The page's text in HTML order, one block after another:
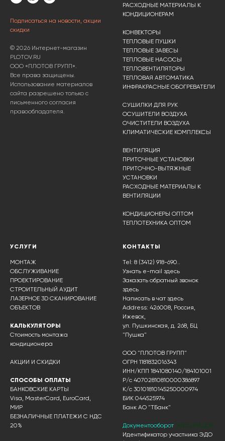
Подписаться на новости, акции
скидки
© 2026 Интернет-магазин
PLOTOV.RU
ООО «ПЛОТОВ ГРУПП».
Все права защищены.
Использование материалов
сайта разрешено только с
письменного согласия
правообладателя.
РАСХОДНЫЕ МАТЕРИАЛЫ К
КОНДИЦИОНЕРАМ
КОНВЕКТОРЫ
ТЕПЛОВЫЕ ПУШКИ
ТЕПЛОВЫЕ ЗАВЕСЫ
ТЕПЛОВЫЕ НАСОСЫ
ТЕПЛОВЕНТИЛЯТОРЫ
ТЕПЛОВАЯ АВТОМАТИКА
ИНФРАКРАСНЫЕ ОБОГРЕВАТЕЛИ
СУШИЛКИ ДЛЯ РУК
ОСУШИТЕЛИ ВОЗДУХА
ОЧИСТИТЕЛИ ВОЗДУХА
КЛИМАТИЧЕСКИЕ КОМПЛЕКСЫ
ВЕНТИЛЯЦИЯ
ПРИТОЧНЫЕ УСТАНОВКИ
ПРИТОЧНО-ВЫТЯЖНЫЕ
УСТАНОВКИ
РАСХОДНЫЕ МАТЕРИАЛЫ К
ВЕНТИЛЯЦИИ
КОНДИЦИОНЕРЫ ОПТОМ
ТЕПЛОТЕХНИКА ОПТОМ
УСЛУГИ
МОНТАЖ
ОБСЛУЖИВАНИЕ
ПРОЕКТИРОВАНИЕ
СТРОИТЕЛЬНЫЙ АУДИТ
ЛАЗЕРНОЕ 3D СКАНИРОВАНИЕ
ОБЪЕКТОВ
КАЛЬКУЛЯТОРЫ
Стоимость монтажа
кондиционера
АКЦИИ И СКИДКИ
СПОСОБЫ ОПЛАТЫ
БАНКОВСКИЕ КАРТЫ
Visa, MasterCard, EuroCard,
МИР
БЕЗНАЛИЧНЫЕ ПЛАТЕЖИ С НДС
20%
КОНТАКТЫ
Tel: 8 (3412) 918-690..
Узнать e-mail здесь
Заказать обратный звонок
здесь
Написать в чат здесь
Address: 426008, Россия,
Ижевск,
ул. Пушкинская, д. 268, БЦ
"Пушка"
ООО "ПЛОТОВ ГРУПП"
ОГРН 1181832016343
ИНН/КПП 1841080140/184101001
Р/с 40702810810000386897
К/с 30101810145250000974
БИК 044525974
Банк АО "ТБанк"
Документооборот ЭДО ДИАДОК
Идентификатор участника ЭДО